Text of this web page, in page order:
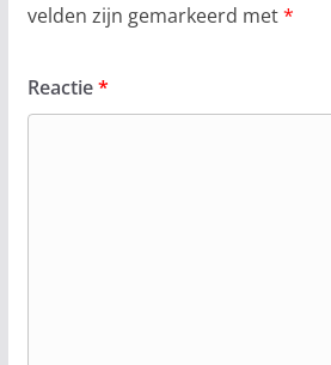
velden zijn gemarkeerd met*
Reactie*